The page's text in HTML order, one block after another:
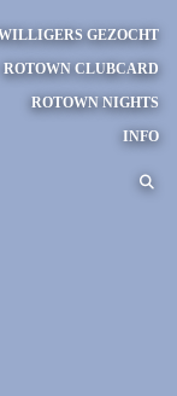
GEZOCHT
ROTOWN CLUBCARD
ROTOWN NIGHTS
INFO